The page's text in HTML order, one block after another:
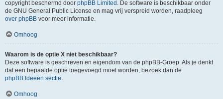
copyright beschermd door phpBB Limited . De software is beschikbaar onder
de GNU General Public License en mag vrij verspreid worden, raadpleeg
over phpBB voor meer informatie.
Omhoog
Waarom is de optie X niet beschikbaar?
Deze software is geschreven en eigendom van de phpBB-Groep. Als je denkt
dat een bepaalde optie toegevoegd moet worden, bezoek dan de
phpBB Ideeën sectie.
Omhoog